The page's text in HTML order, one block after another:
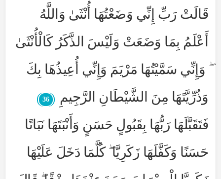
قَالَتْ رَبِّ إِنِّي وَضَعْتُهَا أُنْثَىٰ وَاللَّهُ
أَعْلَمُ بِمَا وَضَعَتْ وَلَيْسَ الذَّكَرُ كَالْأُنْثَىٰ
ۖ وَإِنِّي سَمَّيْتُهَا مَرْيَمَ وَإِنِّي أُعِيذُهَا بِكَ
وَذُرِّيَّتَهَا مِنَ الشَّيْطَانِ الرَّجِيمِ
36
فَتَقَبَّلَهَا رَبُّهَا بِقَبُولٍ حَسَنٍ وَأَنْبَتَهَا نَبَاتًا
حَسَنًا وَكَفَّلَهَا زَكَرِيَّا ۖ كُلَّمَا دَخَلَ عَلَيْهَا